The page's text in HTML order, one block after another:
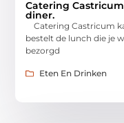
Catering
diner.
Catering Castricum
bestelt de lunch die je
bezorgd
Eten En Drinken